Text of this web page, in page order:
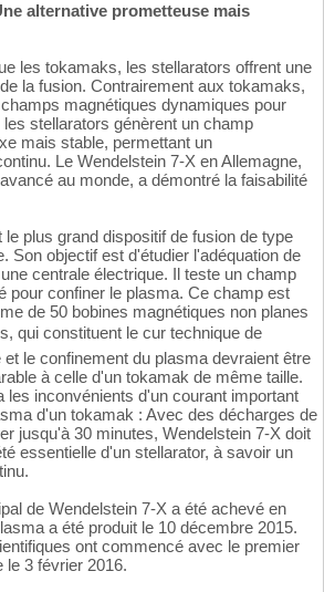
alternative prometteuse mais
les tokamaks, les stellarators offrent une
la fusion. Contrairement aux tokamaks,
magnétiques dynamiques pour
stellarators génèrent un champ
mais stable, permettant un
Le Wendelstein 7-X en Allemagne,
au monde, a démontré la faisabilité
plus grand dispositif de fusion de type
Son objectif est d'étudier l'adéquation de
centrale électrique. Il teste un champ
pour confiner le plasma. Ce champ est
de 50 bobines magnétiques non planes
qui constituent le cur technique de
et le confinement du plasma devraient être
à celle d'un tokamak de même taille.
les inconvénients d'un courant important
d'un tokamak : Avec des décharges de
jusqu'à 30 minutes, Wendelstein 7-X doit
essentielle d'un stellarator, à savoir un
de Wendelstein 7-X a été achevé en
a été produit le 10 décembre 2015.
ont commencé avec le premier
le 3 février 2016.